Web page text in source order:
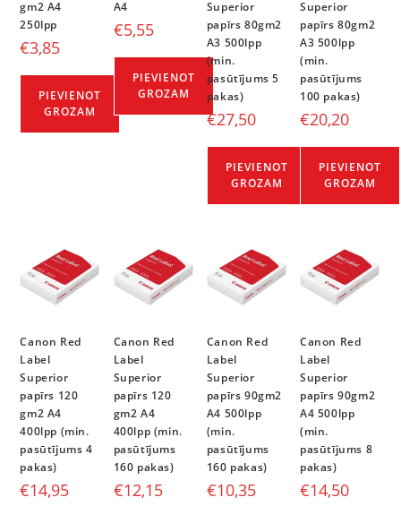
gm2 A4
250lpp
€3,85
PIEVIENOT
GROZAM
A4
€5,55
PIEVIENOT
GROZAM
Superior
papīrs 80gm2
A3 500lpp
(min.
pasūtījums 5
pakas)
€27,50
PIEVIENOT
GROZAM
Superior
papīrs 80gm2
A3 500lpp
(min.
pasūtījums
100 pakas)
€20,20
PIEVIENOT
GROZAM
Canon Red
Label
Superior
papīrs 120
gm2 A4
400lpp (min.
pasūtījums 4
pakas)
€14,95
Canon Red
Label
Superior
papīrs 120
gm2 A4
400lpp (min.
pasūtījums
160 pakas)
€12,15
Canon Red
Label
Superior
papīrs 90gm2
A4 500lpp
(min.
pasūtījums
160 pakas)
€10,35
Canon Red
Label
Superior
papīrs 90gm2
A4 500lpp
(min.
pasūtījums 8
pakas)
€14,50